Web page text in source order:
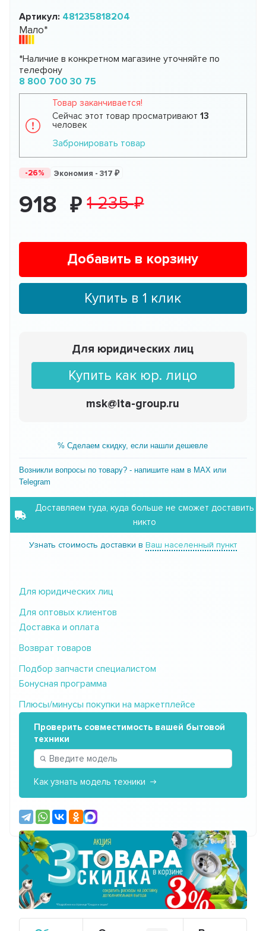
Артикул: 481235818204
Мало*
*Наличие в конкретном магазине уточняйте по
телефону
8 800 700 30 75
Товар заканчивается!
Сейчас этот товар просматривают 13
человек
Забронировать товар
-26% Экономия -317
918 1 235
Добавить в корзину
Купить в 1 клик
Для юридических лиц
Купить как юр. лицо
msk@ita-group.ru
% Сделаем скидку, если нашли дешевле
Возникли вопросы по товару? - напишите нам в MAX или
Telegram
Доставляем туда, куда больше не сможет доставить
никто
Узнать стоимость доставки в Ваш населенный пункт
Для юридических лиц
Для оптовых клиентов
Доставка и оплата
Возврат товаров
Подбор запчасти специалистом
Бонусная программа
Плюсы/минусы покупки на маркетплейсе
Проверить совместимость вашей бытовой
техники
Как узнать модель техники
Предыдущий